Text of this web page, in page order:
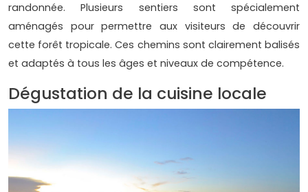
randonnée. Plusieurs sentiers sont spécialement
aménagés pour permettre aux visiteurs de découvrir
cette forêt tropicale. Ces chemins sont clairement balisés
et adaptés à tous les âges et niveaux de compétence.
Dégustation de la cuisine locale